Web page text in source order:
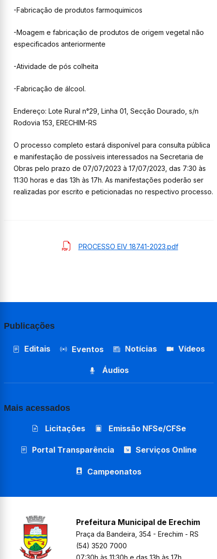
-Fabricação de produtos farmoquimicos
-Moagem e fabricação de produtos de origem vegetal não
especificados anteriormente
-Atividade de pós colheita
-Fabricação de álcool.
Endereço: Lote Rural n°29, Linha 01, Secção Dourado, s/n
Rodovia 153, ERECHIM-RS
O processo completo estará disponível para consulta pública
e manifestação de possíveis interessados na Secretaria de
Obras pelo prazo de 07/07/2023 à 17/07/2023, das 7:30 às
11:30 horas e das 13h às 17h. As manifestações poderão ser
realizadas por escrito e peticionadas no respectivo processo.
PROCESSO EIV 18741-2023.pdf
Publicações
Editais Eventos Notícias Vídeos
Áudios
Mais acessados
Licitações Emissão NFSe/CFSe
Portal Transparência Serviços Online
Campeonatos
Prefeitura Municipal de Erechim
Praça da Bandeira, 354 - Erechim - RS
(54) 3520 7000
07:30h às 11:30h e das 13h às 17h